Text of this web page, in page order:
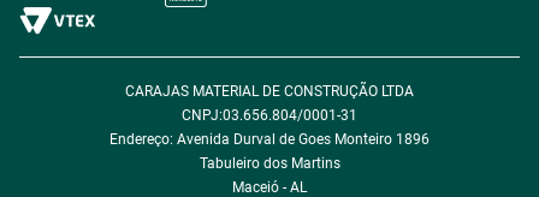
Fale com encarregado de dados
CARAJAS MATERIAL DE CONSTRUÇÃO LTDA
CNPJ:03.656.804/0001-31
Endereço: Avenida Durval de Goes Monteiro 1896
Tabuleiro dos Martins
Maceió - AL